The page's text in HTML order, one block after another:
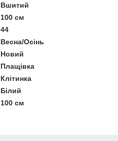
Вшитий
100 см
44
Весна/Осінь
Новий
Плащівка
Клітинка
Білий
100 см